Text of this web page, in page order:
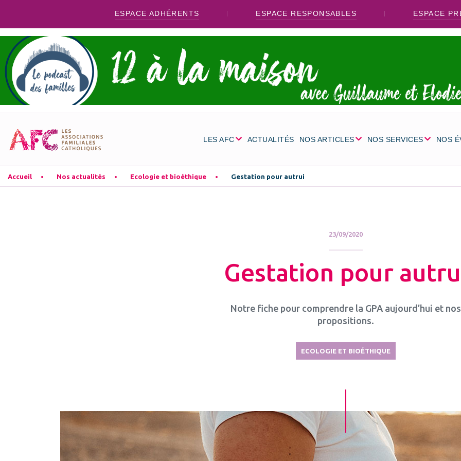
ESPACE ADHÉRENTS ESPACE RESPONSABLES ESPACE
LES AFC ACTUALITÉS NOS ARTICLES NOS SERVICES NOS
Accueil Nos actualités Ecologie et bioéthique Gestation pour autrui
23/09/2020
Gestation pour
Notre fiche pour comprendre la GPA aujourd’hui et nos
propositions.
ECOLOGIE ET BIOÉTHIQUE